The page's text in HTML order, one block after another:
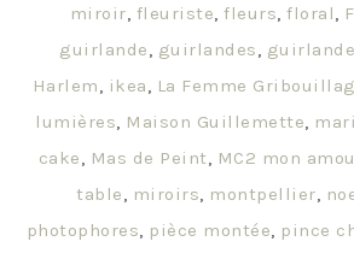
miroir, fleuriste,fleurs,floral,
guirlande, guirlandes,
Harlem, ikea, La Femme
lumières, Maison Guillemette,
cake, Mas de Peint, MC2 mon
table, miroirs, montpellier,
photophores, pièce montée, pince